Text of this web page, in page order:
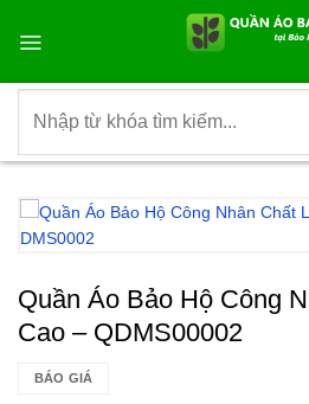
qua
dung
kiếm:
Quần Áo Bảo Hộ Công
Cao – QDMS00002
BÁO GIÁ